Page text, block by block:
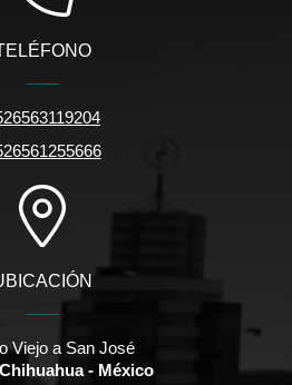
Viejo a San José
- México